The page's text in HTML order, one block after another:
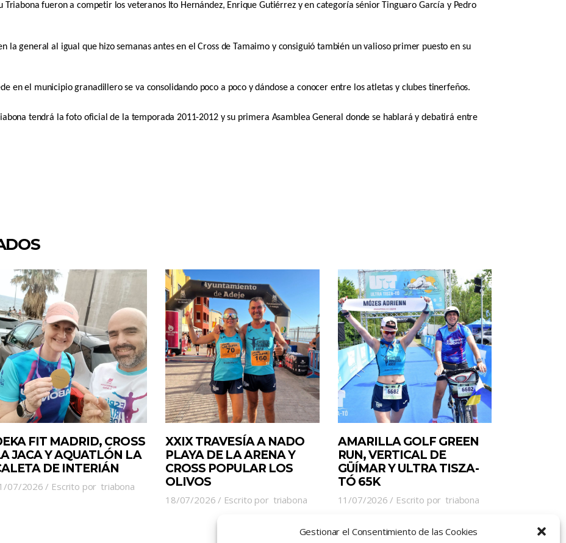
Gestionar el Consentimiento de las Cookies
fueron a competir los veteranos Ito Hernández, Enrique Gutiérrez y en categoría sénior Tinguaro García y Pedro
la general al igual que hizo semanas antes en el Cross de Tamaimo y consiguió también un valioso primer puesto en su
en el municipio granadillero se va consolidando poco a poco y dándose a conocer entre los atletas y clubes tinerfeños.
tendrá la foto oficial de la temporada 2011-2012 y su primera Asamblea General donde se hablará y debatirá entre
FIT MADRID, CROSS
JACA Y AQUATLÓN LA
DE INTERIÁN
07/2026 Escrito por triabona
XXIX TRAVESÍA A NADO
PLAYA DE LA ARENA Y
CROSS POPULAR LOS
OLIVOS
18/07/2026 Escrito por triabona
AMARILLA GOLF GREEN
RUN, VERTICAL DE
GÜÍMAR Y ULTRA TISZA-
TÓ 65K
11/07/2026 Escrito por triabona